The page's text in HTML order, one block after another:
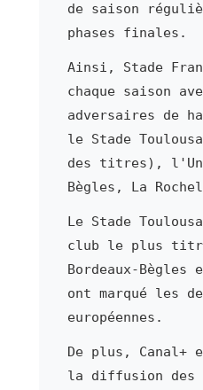
de saison
phases finales.
Ainsi, Stade
chaque saison
adversaires de
le Stade
des titres),
Bègles, La
Le Stade
club le plus
Bordeaux-Bègles
ont marqué les
européennes.
De plus, Canal+
la diffusion des